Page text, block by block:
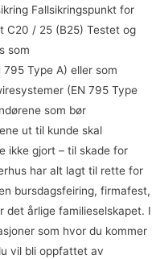
Fallsikringspunkt for
C20 / 25 (B25) Testet og
som
Type A) eller som
(EN 795 Type
som bør
ut til kunde skal
ikke gjort – til skade for
har alt lagt til rette for
bursdagsfeiring, firmafest,
det årlige familieselskapet. I
som hvor du kommer
vil bli oppfattet av